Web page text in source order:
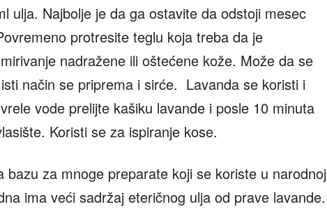
ulja. Najbolje je da ga ostavite da odstoji mesec
protresite teglu koja treba da je
nadražene ili oštećene kože. Može da se
način se priprema i sirće. Lavanda se koristi i
vode prelijte kašiku lavande i posle 10 minuta
Koristi se za ispiranje kose.
bazu za mnoge preparate koji se koriste u narodnoj
ima veći sadržaj eteričnog ulja od prave lavande.